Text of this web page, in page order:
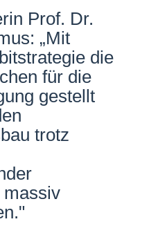
Prof. Dr.
„Mit
die
für die
gestellt
trotz
massiv